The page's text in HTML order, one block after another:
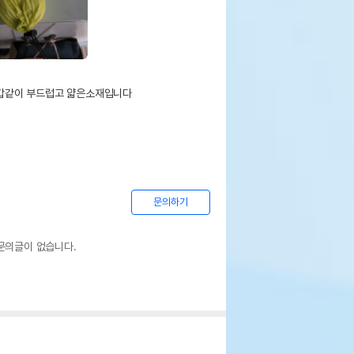
이 부드럽고 얇은소재입니다
문의하기
의글이 없습니다.